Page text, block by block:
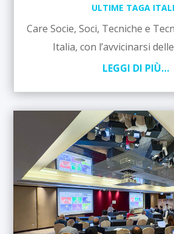
ULTIME TAGA
Care Socie, Soci, Tecniche e
Italia, con l’avvicinarsi
LEGGI DI PIÙ…